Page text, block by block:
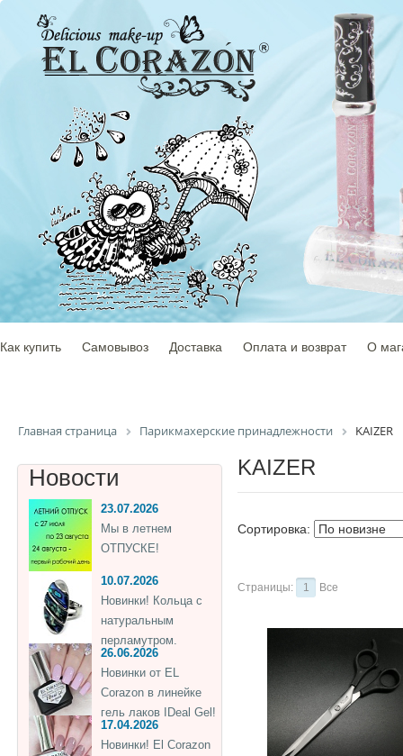
Как купить Самовывоз Доставка Оплата и возврат О
Главная страница Парикмахерские принадлежности KAIZER
KAIZER
Сортировка:
Страницы: 1 Все
Новости
23.07.2026
Мы в летнем
ОТПУСКЕ!
10.07.2026
Новинки! Кольца с
натуральным
перламутром.
26.06.2026
Новинки от EL
Corazon в линейке
гель лаков IDeal Gel!
17.04.2026
Новинки! El Corazon